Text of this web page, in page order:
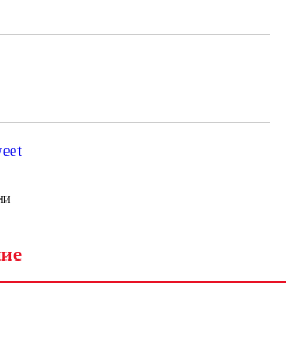
рамките на работния ден.